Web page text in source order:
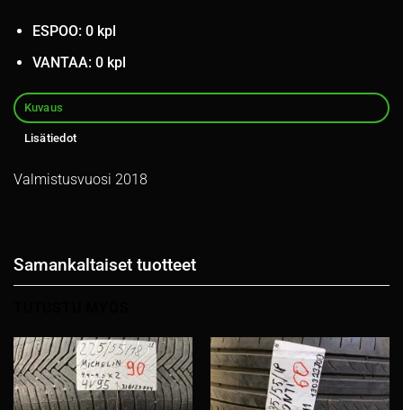
ESPOO: 0 kpl
VANTAA: 0 kpl
Kuvaus
Lisätiedot
Valmistusvuosi 2018
Samankaltaiset tuotteet